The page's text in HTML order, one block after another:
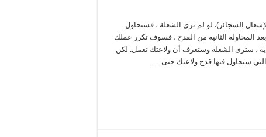
السجائر). لو لم ترى الشعلة ، فستحاول
المحاولة الثانية من القدح ، فسوف تكرر عملك
، سترى الشعلة وستعرف أن ولاعتك تعمل. لكن
ستحاول فيها قدح ولاعتك حتى …